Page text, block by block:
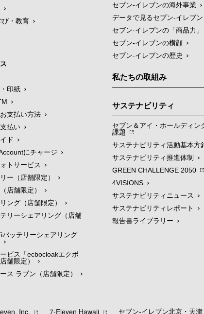
び・教育
印紙
支払い方法
払い
ド
にチャージ
トサービス
ー（店舗限定）
店舗限定）
ング（店舗限定）
リーシェアリング（店舗
バッテリーシェアリング
ビス「ecbocloakエクボ
舗限定）
ス ラブン（店舗限定）
セブン‐イレブンの海外事業
データで見るセブン‐イレブン
セブン‐イレブンの「商品力」
セブン-イレブンの横顔
セブン-イレブンの歴史
私たちの取組み
サステナビリティ
セブン＆アイ・ホールディン
課題
サステナビリティ活動基本方
サステナビリティ推進体制
GREEN CHALLENGE 2050
4VISIONS
サステナビリティニュース
サステナビリティレポート
報告書ライブラリー
Inc. 7‐Eleven Hawaii セブン‐イレブン北京・天津